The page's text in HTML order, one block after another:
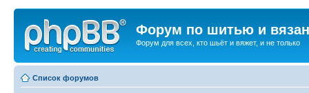
Форум по шитью и
Форум для всех, кто шьёт и вяжет, и не только
Список форумов